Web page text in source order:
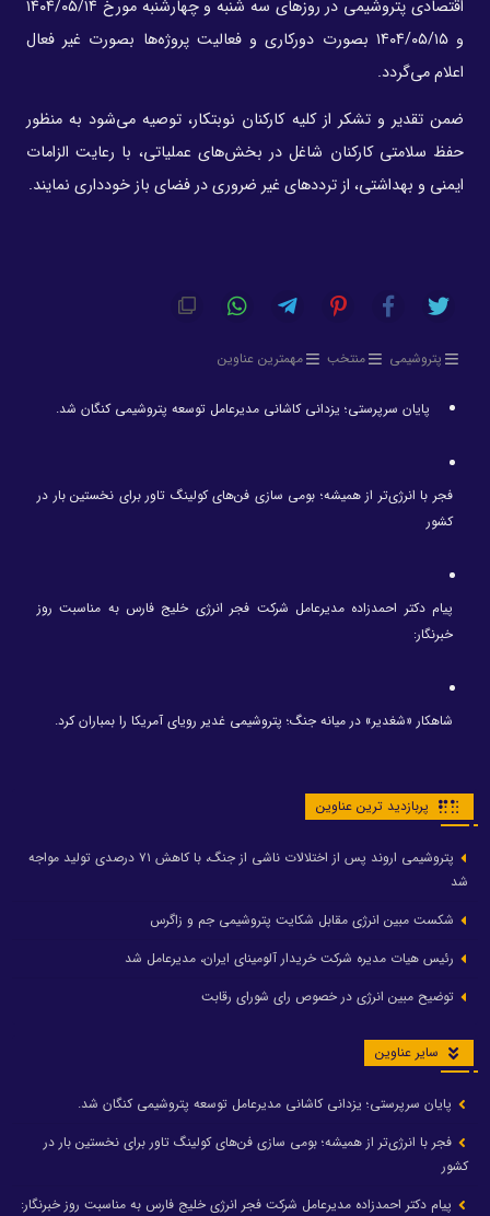
اقتصادی پتروشیمی در روزهای سه شنبه و چهارشنبه مورخ ۱۴۰۴/۰۵/۱۴
و ۱۴۰۴/۰۵/۱۵ بصورت دورکاری و فعالیت پروژه‌ها بصورت غیر فعال
اعلام می‌گردد.
ضمن تقدیر و تشکر از کلیه کارکنان نوبتکار، توصیه می‌شود به منظور
حفظ سلامتی کارکنان شاغل در بخش‌های عملیاتی، با رعایت الزامات
ایمنی و بهداشتی، از ترددهای غیر ضروری در فضای باز خودداری نمایند.
پتروشیمی منتخب مهمترین عناوین
پایان سرپرستی؛ یزدانی کاشانی مدیرعامل توسعه پتروشیمی کنگان شد.
فجر با انرژی‌تر از همیشه؛ بومی سازی فن‌های کولینگ تاور برای نخستین بار در
کشور
پیام دکتر احمدزاده مدیرعامل شرکت فجر انرژی خلیج فارس به مناسبت روز
خبرنگار:
شاهکار «شغدیر» در میانه جنگ؛ پتروشیمی غدیر رویای آمریکا را بمباران کرد.
پربازدید ترین عناوین
پتروشیمی اروند پس از اختلالات ناشی از جنگ، با کاهش ۷۱ درصدی تولید مواجه
شد
شکست مبین انرژی مقابل شکایت پتروشیمی جم و زاگرس
رئیس هیات مدیره شرکت خریدار آلومینای ایران، مدیرعامل شد
توضیح مبین انرژی در خصوص رای شورای رقابت
سایر عناوین
پایان سرپرستی؛ یزدانی کاشانی مدیرعامل توسعه پتروشیمی کنگان شد.
فجر با انرژی‌تر از همیشه؛ بومی سازی فن‌های کولینگ تاور برای نخستین بار در
کشور
پیام دکتر احمدزاده مدیرعامل شرکت فجر انرژی خلیج فارس به مناسبت روز خبرنگار: